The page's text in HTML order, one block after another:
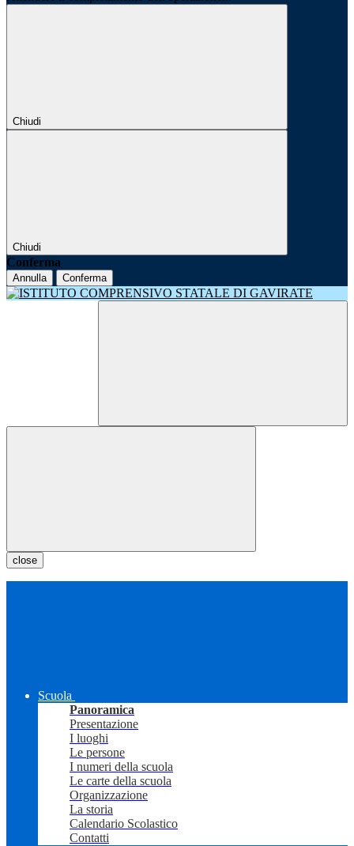
Chiudi
Chiudi
Conferma
Annulla Conferma
close
Scuola
Panoramica
Presentazione
I luoghi
Le persone
I numeri della scuola
Le carte della scuola
Organizzazione
La storia
Calendario Scolastico
Contatti